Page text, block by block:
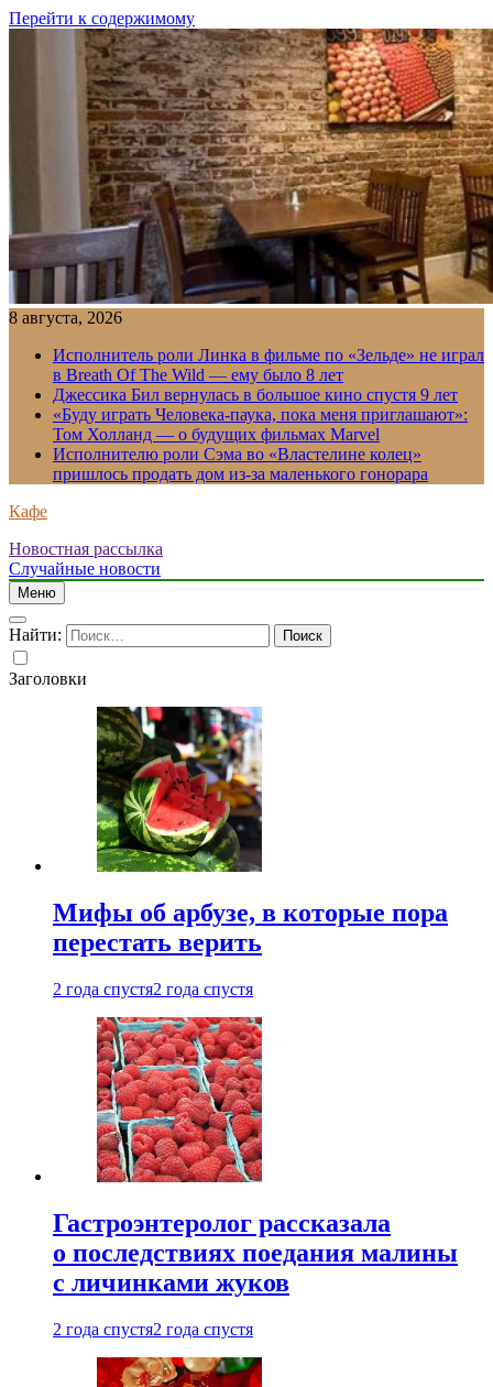
Перейти к содержимому
8 августа, 2026
Исполнитель роли Линка в фильме по «Зельде» не играл
в Breath Of The Wild — ему было 8 лет
Джессика Бил вернулась в большое кино спустя 9 лет
«Буду играть Человека-паука, пока меня приглашают»:
Том Холланд — о будущих фильмах Marvel
Исполнителю роли Сэма во «Властелине колец»
пришлось продать дом из-за маленького гонорара
Кафе
Новостная рассылка
Случайные новости
Меню
Найти:
Заголовки
Мифы об арбузе, в которые пора
перестать верить
2 года спустя2 года спустя
Гастроэнтеролог рассказала
о последствиях поедания малины
с личинками жуков
2 года спустя2 года спустя